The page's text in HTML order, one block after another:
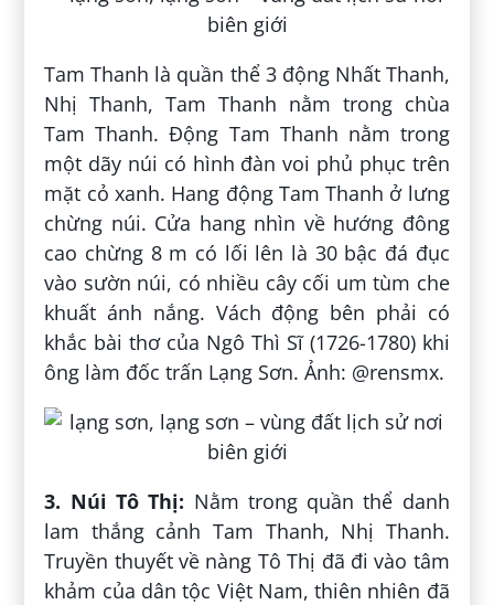
Tam Thanh là quần thể 3 động Nhất Thanh,
Nhị Thanh, Tam Thanh nằm trong chùa
Tam Thanh. Ðộng Tam Thanh nằm trong
một dãy núi có hình đàn voi phủ phục trên
mặt cỏ xanh. Hang động Tam Thanh ở lưng
chừng núi. Cửa hang nhìn về hướng đông
cao chừng 8 m có lối lên là 30 bậc đá đục
vào sườn núi, có nhiều cây cối um tùm che
khuất ánh nắng. Vách động bên phải có
khắc bài thơ của Ngô Thì Sĩ (1726-1780) khi
ông làm đốc trấn Lạng Sơn. Ảnh: @rensmx.
3. Núi Tô Thị: Nằm trong quần thể danh
lam thắng cảnh Tam Thanh, Nhị Thanh.
Truyền thuyết về nàng Tô Thị đã đi vào tâm
khảm của dân tộc Việt Nam, thiên nhiên đã